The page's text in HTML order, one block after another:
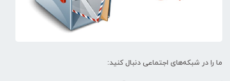
ما را در شبکه‌های اجتماعی دنبال کنید: